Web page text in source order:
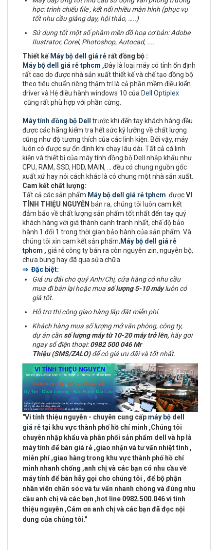
học: trình chiếu file , kết nối nhiều màn hình (phục vụ
tốt nhu cầu giảng dạy, hội thảo, …..)
Sử dụng tốt một số phầm mền đồ hoạ cơ bản:Adobe
IIustrator, Corel, Photoshop, Autocad, ....
Thiết kế Máy bộ dell giá rẻ rất đồng bộ :
Máy bộ dell giá rẻ tphcm ,Đây là loại máy có tính ổn định
rất cao do được nhà sản xuất thiết kế và chế tạo đồng bộ
theo tiêu chuẩn riêng thậm trí là cả phần mềm điều kiển
driver và Hệ điều hành windows 10 của Dell Optiplex
cũng rất phù hợp với phần cứng.
Máy tính đồng bộ Dell
trước khi đến tay khách hàng đều
được các hãng kiểm tra hết sức kỹ lưỡng về chất lượng
cũng như độ tương thích của các linh kiện. Bởi vậy, máy
luôn có được sự ổn định khi chạy lâu dài. Tất cả cá linh
kiện và thiết bị của máy tính đồng bộ Dell nhập khẩu như
CPU, RAM, SSD, HDD, MAIN, ... đều có chung nguồn gốc
xuất xứ hay nói cách khác là có chung một nhà sản xuất.
Cam kết chất lượng:
Tất cả các sản phẩm Máy bộ dell giá rẻ tphcm đượcVI
TÍNH THIỆU NGUYỄN bán ra, chúng tôi luôn cam kết
đảm bảo về chất lượng sản phẩm tốt nhất đến tay quý
khách hàng với giá thành cạnh tranh nhất, chế độ bảo
hành 1 đổi 1 trong thời gian bảo hành của sản phẩm. Và
chúng tôi xin cam kết sản phẩm, Máy bộ dell giá rẻ
tphcm , giá rẻ công ty bán ra còn nguyên zin, nguyên bộ,
chưa bung hay đã qua sửa chữa.
⇒ Đặc biệt:
Giá ưu đãi cho quý Anh/Chị, cửa hàng có nhu cầu
mua đi bán lại hoặc mua số lượng 5-10 máyluôn có
giá tốt.
Hỗ trợ thi công giao hàng lắp đặt miễn phí.
Khách hàng mua số lượng mở văn phòng, công ty,
dự án cần số lượng máy từ 10-20 máy trở lên, hãy goi
ngay số điện thoại:0982 500 046 Mr
Thiệu (SMS/ZALO)để có giá ưu đãi và tốt nhất.
"Vi tính thiệu nguyễn - chuyên cung cấp máy bộ dell
giá rẻtại khu vựcthành phố hồ chí minh ,Chúng tôi
chuyên nhập khẩu và phân phối sản phẩm dell
và hp là
máy tính để bàn giá rẻ ,giao nhận và tư vấn nhiệt tình ,
miễn phí ,giao hàng trong khu vực thành phố hồ chí
minh nhanh chống ,anh chị và các bạn có nhu cầu về
máy tính để bàn hãy gọi cho chúng tôi , để bộ phận
nhân viên chăn sóc và tư vấn nhanh chóng và đúng nhu
cầu anh chị và các bạn , hot line 0982.500.046 vi tinh
thiệu nguyễn ,Cám ơn anh chị và các bạn đã đọc nội
dung của chúng tôi."